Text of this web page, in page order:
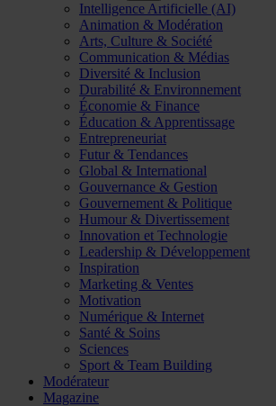
Intelligence Artificielle (AI)
Animation & Modération
Arts, Culture & Société
Communication & Médias
Diversité & Inclusion
Durabilité & Environnement
Économie & Finance
Éducation & Apprentissage
Entrepreneuriat
Futur & Tendances
Global & International
Gouvernance & Gestion
Gouvernement & Politique
Humour & Divertissement
Innovation et Technologie
Leadership & Développement
Inspiration
Marketing & Ventes
Motivation
Numérique & Internet
Santé & Soins
Sciences
Sport & Team Building
Modérateur
Magazine